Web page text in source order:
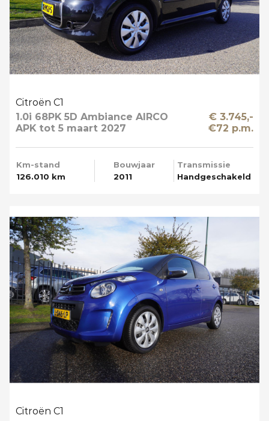
Citroën C1
1.0i 68PK 5D Ambiance AIRCO
APK tot 5 maart 2027
€ 3.745,-
€72 p.m.
Km-stand
126.010 km
Bouwjaar
2011
Transmissie
Handgeschakeld
Citroën C1